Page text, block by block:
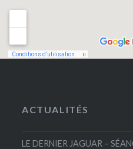
ACTUALITÉS
LE DERNIER JAGUAR –